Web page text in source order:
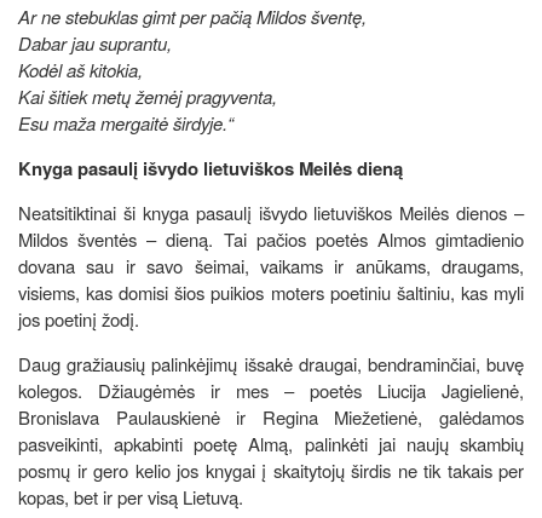
Ar ne stebuklas gimt per pačią Mildos šventę,
Dabar jau suprantu,
Kodėl aš kitokia,
Kai šitiek metų žemėj pragyventa,
Esu maža mergaitė širdyje.“
Knyga pasaulį išvydo lietuviškos Meilės dieną
Neatsitiktinai ši knyga pasaulį išvydo lietuviškos Meilės dienos –
Mildos šventės – dieną. Tai pačios poetės Almos gimtadienio
dovana sau ir savo šeimai, vaikams ir anūkams, draugams,
visiems, kas domisi šios puikios moters poetiniu šaltiniu, kas myli
jos poetinį žodį.
Daug gražiausių palinkėjimų išsakė draugai, bendraminčiai, buvę
kolegos. Džiaugėmės ir mes – poetės Liucija Jagielienė,
Bronislava Paulauskienė ir Regina Miežetienė, galėdamos
pasveikinti, apkabinti poetę Almą, palinkėti jai naujų skambių
posmų ir gero kelio jos knygai į skaitytojų širdis ne tik takais per
kopas, bet ir per visą Lietuvą.